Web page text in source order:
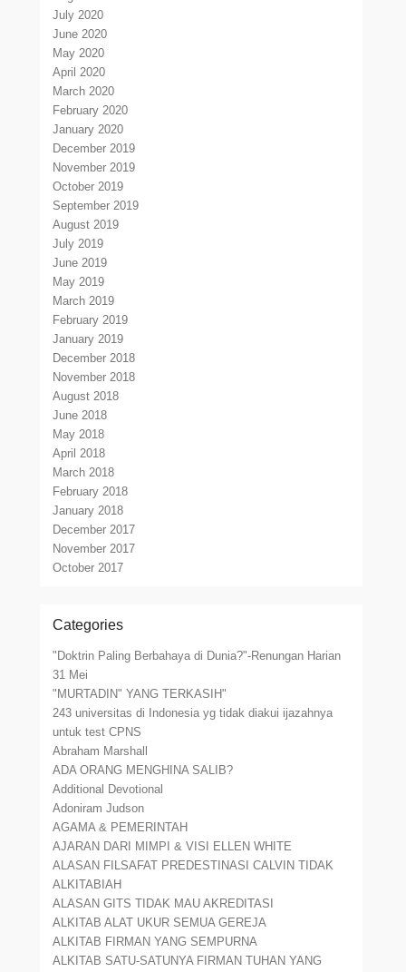
July 2020
June 2020
May 2020
April 2020
March 2020
February 2020
January 2020
December 2019
November 2019
October 2019
September 2019
August 2019
July 2019
June 2019
May 2019
March 2019
February 2019
January 2019
December 2018
November 2018
August 2018
June 2018
May 2018
April 2018
March 2018
February 2018
January 2018
December 2017
November 2017
October 2017
Categories
"Doktrin Paling Berbahaya di Dunia?"-Renungan Harian
31 Mei
"MURTADIN" YANG TERKASIH"
243 universitas di Indonesia yg tidak diakui ijazahnya
untuk test CPNS
Abraham Marshall
ADA ORANG MENGHINA SALIB?
Additional Devotional
Adoniram Judson
AGAMA & PEMERINTAH
AJARAN DARI MIMPI & VISI ELLEN WHITE
ALASAN FILSAFAT PREDESTINASI CALVIN TIDAK
ALKITABIAH
ALASAN GITS TIDAK MAU AKREDITASI
ALKITAB ALAT UKUR SEMUA GEREJA
ALKITAB FIRMAN YANG SEMPURNA
ALKITAB SATU-SATUNYA FIRMAN TUHAN YANG